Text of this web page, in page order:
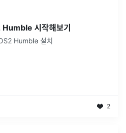
시작해보기
Humble 설치
2